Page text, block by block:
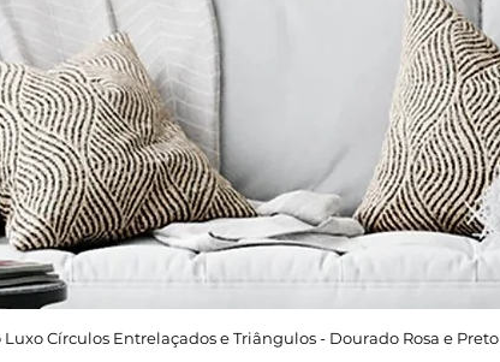
Círculos Entrelaçados e Triângulos - Dourado Rosa e Preto